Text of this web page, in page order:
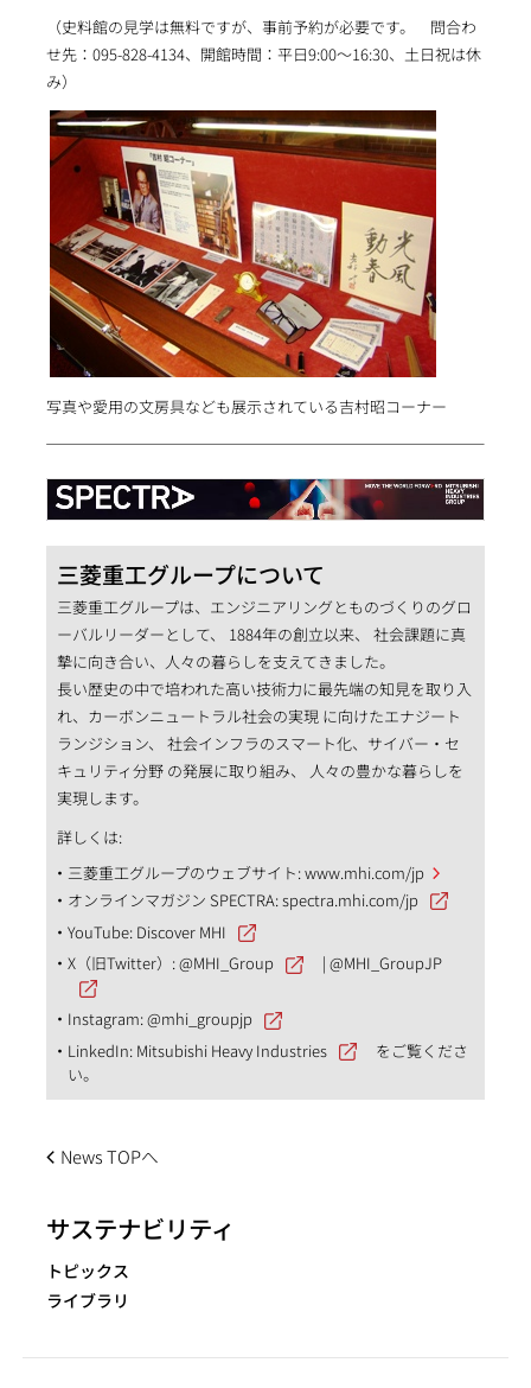
（史料館の見学は無料ですが、事前予約が必要です。 問合わ
せ先：095-828-4134、開館時間：平日9:00～16:30、土日祝は休
み）
写真や愛用の文房具なども展示されている吉村昭コーナー
三菱重工グループについて
三菱重工グループは、エンジニアリングとものづくりのグロ
ーバルリーダーとして、 1884年の創立以来、 社会課題に真
摯に向き合い、人々の暮らしを支えてきました。
長い歴史の中で培われた高い技術力に最先端の知見を取り入
れ、カーボンニュートラル社会の実現 に向けたエナジート
ランジション、 社会インフラのスマート化、サイバー・セ
キュリティ分野 の発展に取り組み、 人々の豊かな暮らしを
実現します。
詳しくは:
三菱重工グループのウェブサイト:www.mhi.com/jp
オンラインマガジン SPECTRA:spectra.mhi.com/jp
YouTube: Discover MHI
X（旧Twitter）:@MHI_Group |@MHI_GroupJP
Instagram:@mhi_groupjp
LinkedIn: Mitsubishi Heavy Industries
をご覧くださ
い。
News TOPへ
サステナビリティ
トピックス
ライブラリ